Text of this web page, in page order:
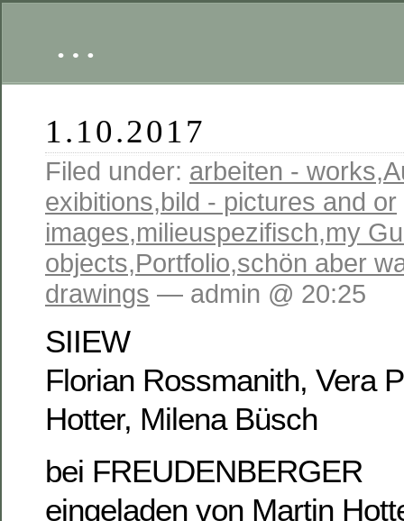
…
1.10.2017
Filed under: arbeiten - works,
exibitions,bild - pictures and or
images,milieuspezifisch,my
objects,Portfolio,schön aber
drawings — admin @ 20:25
SIIEW
Florian Rossmanith, Vera
Hotter, Milena Büsch
bei FREUDENBERGER
eingeladen von Martin